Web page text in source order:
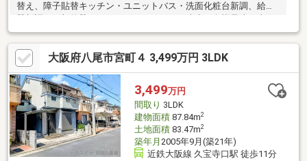
替え、障子貼替キッチン・ユニットバス・洗面化粧台新調、給湯
【おすすめポイント】■平成１５年建築３ＬＤＫ♪全居室に収納が
ございます♪■カーポート付き車庫１台♪■美園小学校まで安心の徒
歩１分♪近隣施設も充実♪【センチュリー21G.Nスタイルにおまか
せ】■購入時の下取り保障あり、ローン残の方でも安心してお家
をお探しいただけます。■リフォーム・登記・引越し・ネット環
境等トータルで紹介可能です。■地域密着の経験豊富なスタッフ
が一からアドバイスいたします。
大阪府八尾市宮町４ 3,499万円 3LDK
3,499万円
間取り 3LDK
建物面積87.84m2
土地面積83.47m2
築年月 2005年9月(築21年)
近鉄大阪線 久宝寺口駅 徒歩11分